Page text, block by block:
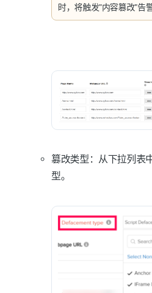
时，将触发"内容篡改"告警
篡改类型 ：从下拉列表
型。